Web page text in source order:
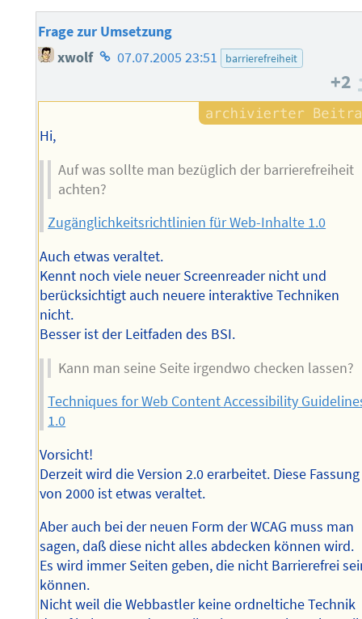
Frage zur Umsetzung
xwolf Homepage
Autors
07.07.2005 23:51 barrierefreiheit
+2
Hi,
Auf was sollte man bezüglich der barrierefreiheit
achten?
Zugänglichkeitsrichtlinien für Web-Inhalte 1.0
Auch etwas veraltet.
Kennt noch viele neuer Screenreader nicht und
berücksichtigt auch neuere interaktive Techniken
nicht.
Besser ist der Leitfaden des BSI.
Kann man seine Seite irgendwo checken lassen?
Techniques for Web Content Accessibility
1.0
Vorsicht!
Derzeit wird die Version 2.0 erarbeitet. Diese Fassung
von 2000 ist etwas veraltet.
Aber auch bei der neuen Form der WCAG muss man
sagen, daß diese nicht alles abdecken können wird.
Es wird immer Seiten geben, die nicht Barrierefrei
können.
Nicht weil die Webbastler keine ordneltiche Technik